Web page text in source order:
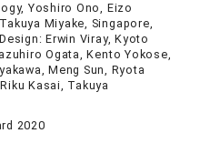
Yoshiro Ono, Eizo
Miyake, Singapore,
Erwin Viray, Kyoto
Ogata, Kento Yokose,
Meng Sun, Ryota
Kasai, Takuya
2020